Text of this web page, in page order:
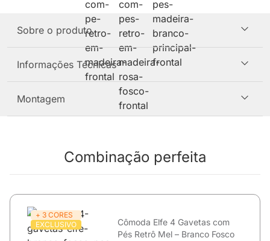
Sobre o produto
Informações Técnicas
Montagem
Combinação perfeita
+ 3 CORES
EXCLUSIVO
Cômoda Elfe 4 Gavetas com
Pés Retrô Mel – Branco Fosco